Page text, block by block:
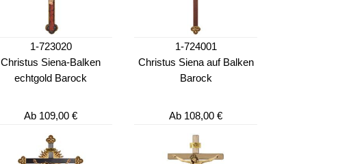
1-723020
Christus Siena-Balken
echtgold Barock
Ab 109,00 €
1-724001
Christus Siena auf Balken
Barock
Ab 108,00 €